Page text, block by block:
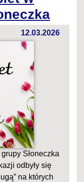
12.03.2026
Słoneczka
odbyły się
na których